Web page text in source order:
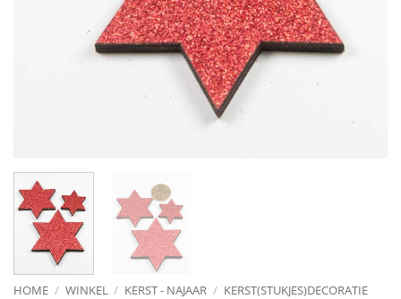
HOME / WINKEL / KERST - NAJAAR / KERST(STUKJES)DECORATIE